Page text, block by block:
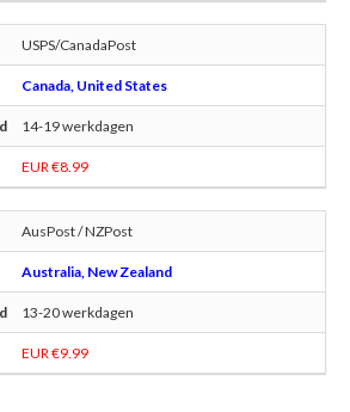
USPS/CanadaPost
Canada, United States
14-19 werkdagen
EUR €8.99
AusPost / NZPost
Australia, New Zealand
13-20 werkdagen
EUR €9.99